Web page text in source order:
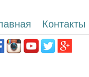
Контакты